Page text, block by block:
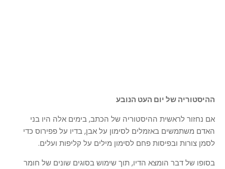
ההיסטוריה של יום העט הנובע
אם נחזור לראשית ההיסטוריה של הכתב, בימים אלה היו בני
האדם משתמשים באזמלים לסימון על אבן, בדיו על פפירוס כדי
לסמן צורות ובפיסות פחם לסימון מילים על קליפות ועלים.
בסופו של דבר הומצא הדיו, תוך שימוש בסוגים שונים של חומר